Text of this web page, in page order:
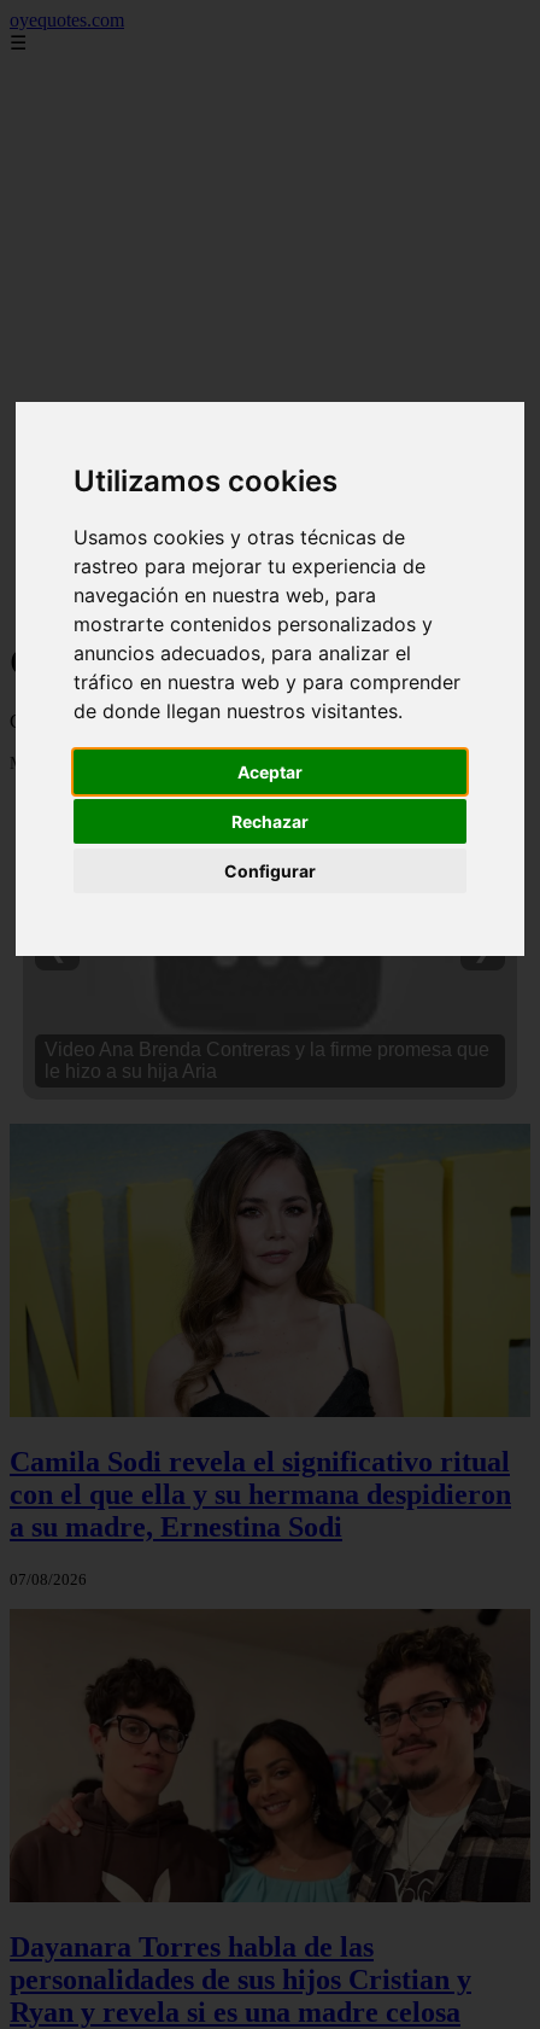
Utilizamos cookies
Usamos cookies y otras técnicas de
rastreo para mejorar tu experiencia de
navegación en nuestra web, para
mostrarte contenidos personalizados y
anuncios adecuados, para analizar el
tráfico en nuestra web y para comprender
de donde llegan nuestros visitantes.
Aceptar
Rechazar
Configurar
oyequotes.com
☰
Curiosidades y Sabias que
Cosas curiosas, curiosidades, noticias impactantes y mucho mas
Mostrando 1 - 24 de 2838 artículos
Video Ana Brenda Contreras y la firme promesa que
le hizo a su hija Aria
Camila Sodi revela el significativo ritual
con el que ella y su hermana despidieron
a su madre, Ernestina Sodi
07/08/2026
Dayanara Torres habla de las
personalidades de sus hijos Cristian y
Ryan y revela si es una madre celosa